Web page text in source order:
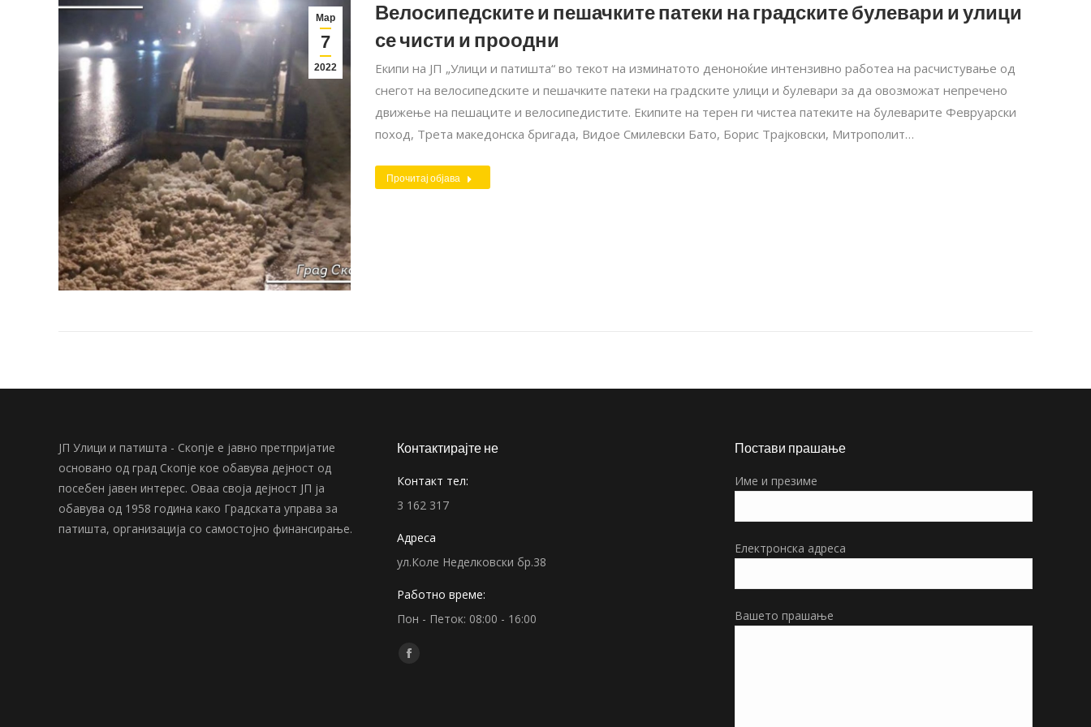
Мар
7
2022
Велосипедските и пешачките патеки на градските булевари и улици
се чисти и проодни
Екипи на ЈП „Улици и патишта“ во текот на изминатото деноноќие интензивно работеа на расчистување од
снегот на велосипедските и пешачките патеки на градските улици и булевари за да овозможат непречено
движење на пешаците и велосипедистите. Екипите на терен ги чистеа патеките на булеварите Февруарски
поход, Трета македонска бригада, Видое Смилевски Бато, Борис Трајковски, Митрополит…
Прочитај објава
ЈП Улици и патишта - Скопје е јавно претпријатие
основано од град Скопје кое обавува дејност од
посебен јавен интерес. Оваа своја дејност ЈП ја
обавува од 1958 година како Градската управа за
патишта, организација со самостојно финансирање.
Контактирајте не
Контакт тел:
3 162 317
Адреса
ул.Коле Неделковски бр.38
Работно време:
Пон - Петок: 08:00 - 16:00
Find us on:
Facebook
Постави прашање
Име и презиме
Електронска адреса
Вашето прашање